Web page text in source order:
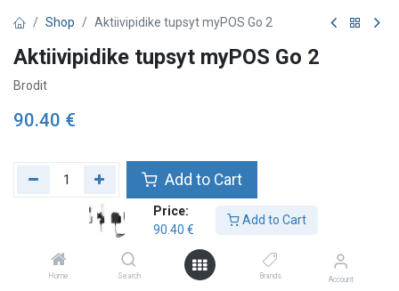
Price:
90.40 €
Add to Cart
Home Search Brands Account
Shop Aktiivipidike tupsyt myPOS Go 2
Aktiivipidike tupsyt myPOS Go 2
Brodit
90.40 €
Add to Cart
Add to wishlist